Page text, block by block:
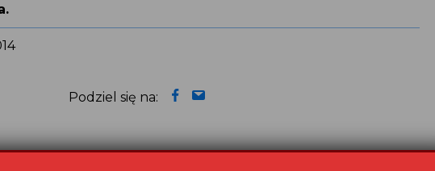
Podziel się na: